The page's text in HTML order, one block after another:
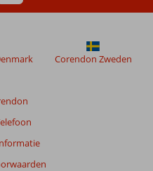
Corendon Zweden